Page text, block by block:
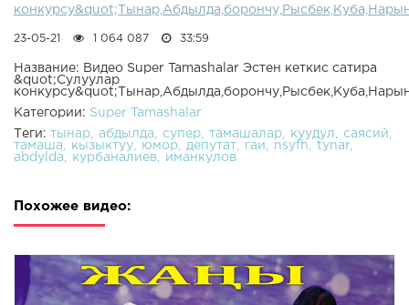
23-05-21 1 064 087 33:59
Название: Видео Super Tamashalar Эстен кеткис сатира
&quot;Сулуулар
Категории: Super Tamashalar
Теги: тынар абдылда супер тамашалар куудул
саясий
тамаша
кызыктуу юмор депутат гаи nsyfh
tynar
abdylda
курбаналиев иманкулов
Похожее видео: